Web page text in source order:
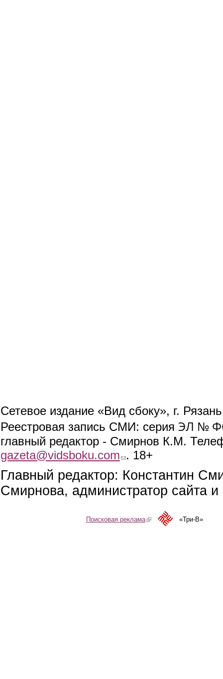
Сетевое издание «Вид сбоку», г.
Реестровая запись СМИ: серия ЭЛ №
главный редактор - Смирнов К.М.
gazeta@vidsboku.com (link sends e-mail)
. 18+
Главный редактор: Константин
Смирнова, администратор сайта
Поисковая реклама(link is external)«Три-В»